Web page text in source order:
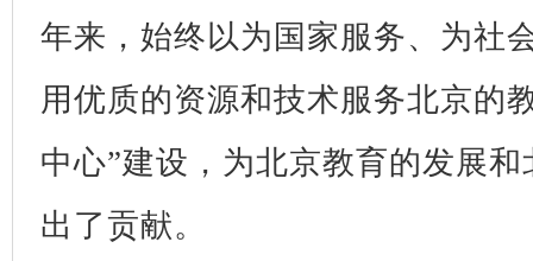
年来，始终以为国家服务、为社
用优质的资源和技术服务北京的
中心”建设，为北京教育的发展
出了贡献。